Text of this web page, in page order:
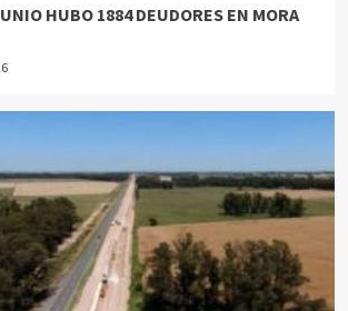
HUBO 1884 DEUDORES EN MORA